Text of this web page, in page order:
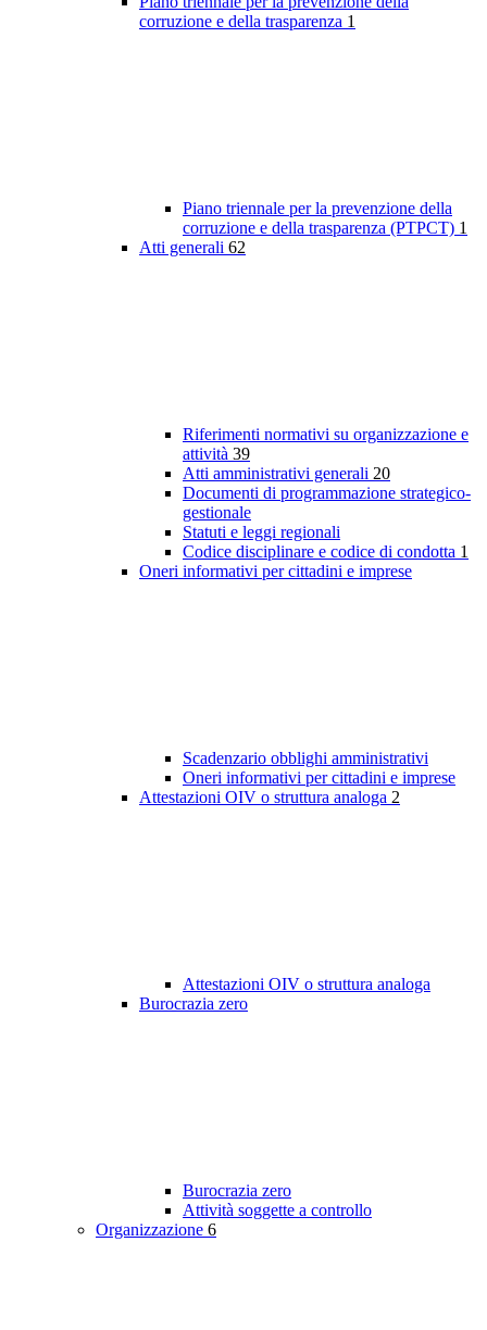
corruzione e della trasparenza 1
Piano triennale per la prevenzione della
corruzione e della trasparenza (PTPCT) 1
Atti generali 62
Riferimenti normativi su organizzazione e
attività 39
Atti amministrativi generali 20
Documenti di programmazione strategico-
gestionale
Statuti e leggi regionali
Codice disciplinare e codice di condotta 1
Oneri informativi per cittadini e imprese
Scadenzario obblighi amministrativi
Oneri informativi per cittadini e imprese
Attestazioni OIV o struttura analoga 2
Attestazioni OIV o struttura analoga
Burocrazia zero
Burocrazia zero
Attività soggette a controllo
Organizzazione 6